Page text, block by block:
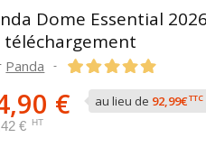
Dome Essential
téléchargement
Panda -
€ au lieu de 92,99€TTC
€ HT